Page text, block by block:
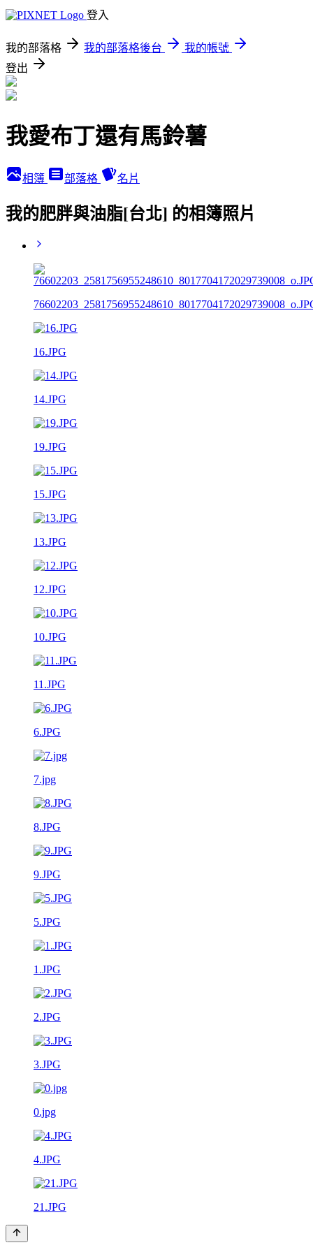
登入
我的部落格 我的部落格後台
我的帳號
登出
我愛布丁還有馬鈴薯
相簿 部落格 名片
我的肥胖與油脂[台北] 的相簿照片
16.JPG
14.JPG
19.JPG
15.JPG
13.JPG
12.JPG
10.JPG
11.JPG
6.JPG
7.jpg
8.JPG
9.JPG
5.JPG
1.JPG
2.JPG
3.JPG
0.jpg
4.JPG
21.JPG